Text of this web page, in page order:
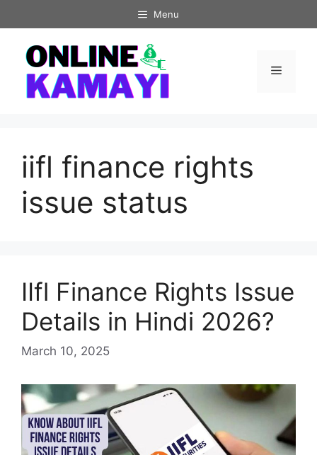
to
content
Menu
Menu
iifl finance rights
issue status
IIfl Finance Rights Issue
Details in Hindi 2026?
March 10, 2025